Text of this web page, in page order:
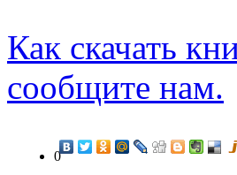
Как скачать
сообщите нам.
0